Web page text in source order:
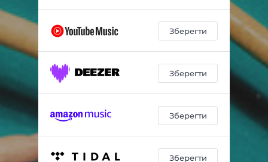
Зберегти
Зберегти
Зберегти
Зберегти